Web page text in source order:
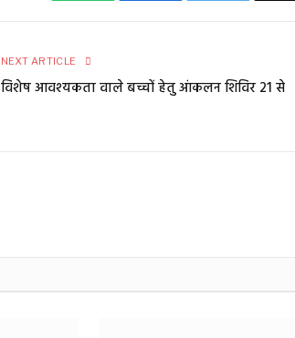
NEXT ARTICLE
विशेष आवश्यकता वाले बच्चों हेतु आंकलन शिविर 21 से